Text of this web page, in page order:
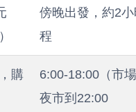
傍晚出發，約2
程
購
6:00-18:00（市場
夜市到22:00